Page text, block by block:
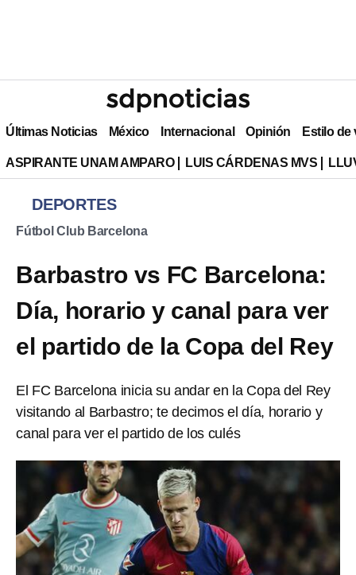
Últimas Noticias México Internacional Opinión Estilo de
ASPIRANTE UNAM AMPARO LUIS CÁRDENAS MVS
DEPORTES
Fútbol Club Barcelona
Barbastro vs FC Barcelona:
Día, horario y canal para ver
el partido de la Copa del Rey
El FC Barcelona inicia su andar en la Copa del Rey
visitando al Barbastro; te decimos el día, horario y
canal para ver el partido de los culés